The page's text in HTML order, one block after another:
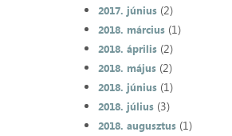
2017. június(2)
2018. március(1)
2018. április(2)
2018. május(2)
2018. június(1)
2018. július(3)
2018. augusztus(1)